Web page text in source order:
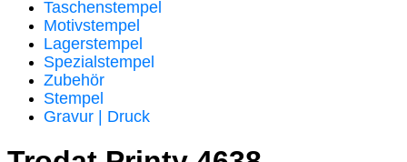
Taschenstempel
Motivstempel
Lagerstempel
Spezialstempel
Zubehör
Stempel
Gravur | Druck